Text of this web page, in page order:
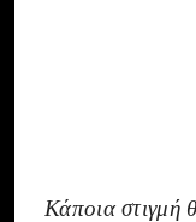
Κάποια στιγμή